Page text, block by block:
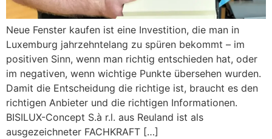
Neue Fenster kaufen ist eine Investition, die man in
Luxemburg jahrzehntelang zu spüren bekommt – im
positiven Sinn, wenn man richtig entschieden hat, oder
im negativen, wenn wichtige Punkte übersehen wurden.
Damit die Entscheidung die richtige ist, braucht es den
richtigen Anbieter und die richtigen Informationen.
BISILUX-Concept S.à r.l. aus Reuland ist als
ausgezeichneter FACHKRAFT […]